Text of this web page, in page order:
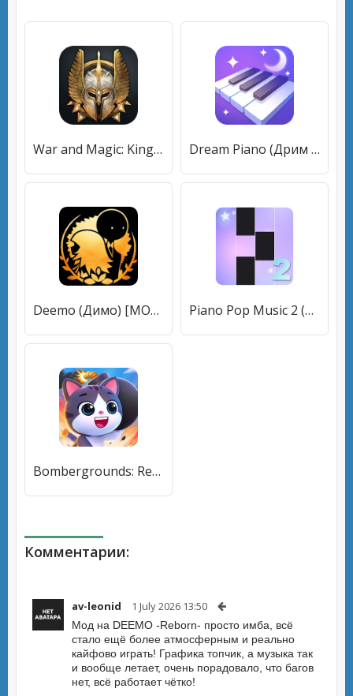
War and Magic: Kingdom Reborn (Война и магия) [МОД Mega Pack] APK Android Dream Piano (Дрим Пиано) [МОД Все открыто] APK Android
Deemo (Димо) [МОД Premium] APK Android Piano Pop Music 2 (Пиано Магик Тайлз Поп Музыка 2) [МОД Premium] APK Android
Bombergrounds: Reborn (Бомберграундс) [МОД Unlocked] APK Android
Комментарии:
av-leonid 1 July 2026 13:50
Мод на DEEMO -Reborn- просто имба, всё
стало ещё более атмосферным и реально
кайфово играть! Графика топчик, а музыка так
и вообще летает, очень порадовало, что багов
нет, всё работает чётко!